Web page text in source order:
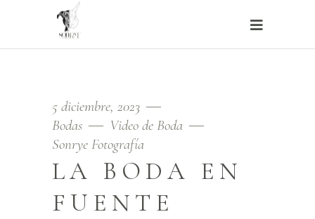
5 diciembre, 2023
Bodas
Video de Boda
Sonrye Fotografía
LA BODA EN
FUENTE